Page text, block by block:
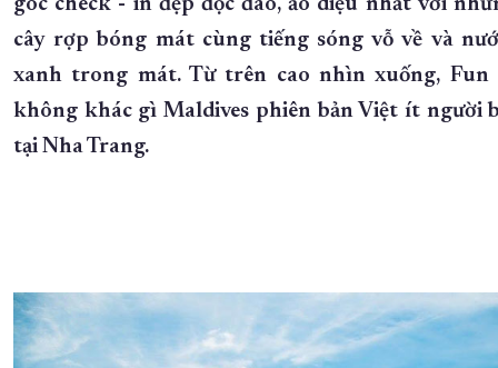
góc check - in đẹp độc đáo, ảo diệu nhất với
cây rợp bóng mát cùng tiếng sóng vỗ về và
xanh trong mát. Từ trên cao nhìn xuống, Fun
không khác gì Maldives phiên bản Việt ít người
tại Nha Trang.